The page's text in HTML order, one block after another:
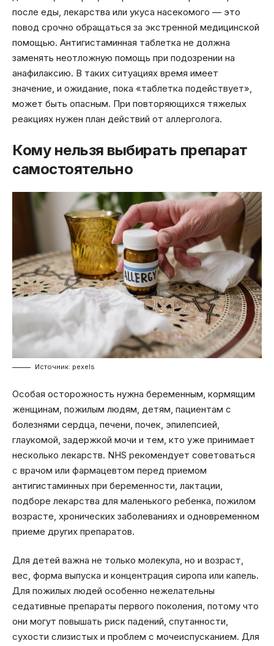
после еды, лекарства или укуса насекомого — это
повод срочно обращаться за экстренной медицинской
помощью. Антигистаминная таблетка не должна
заменять неотложную помощь при подозрении на
анафилаксию. В таких ситуациях время имеет
значение, и ожидание, пока «таблетка подействует»,
может быть опасным. При повторяющихся тяжелых
реакциях нужен план действий от аллерголога.
Кому нельзя выбирать препарат
самостоятельно
Источник: pexels
Особая осторожность нужна беременным, кормящим
женщинам, пожилым людям, детям, пациентам с
болезнями сердца, печени, почек, эпилепсией,
глаукомой, задержкой мочи и тем, кто уже принимает
несколько лекарств. NHS рекомендует советоваться
с врачом или фармацевтом перед приемом
антигистаминных при беременности, лактации,
подборе лекарства для маленького ребенка, пожилом
возрасте, хронических заболеваниях и одновременном
приеме других препаратов.
Для детей важна не только молекула, но и возраст,
вес, форма выпуска и концентрация сиропа или капель.
Для пожилых людей особенно нежелательны
седативные препараты первого поколения, потому что
они могут повышать риск падений, спутанности,
сухости слизистых и проблем с мочеиспусканием. Для